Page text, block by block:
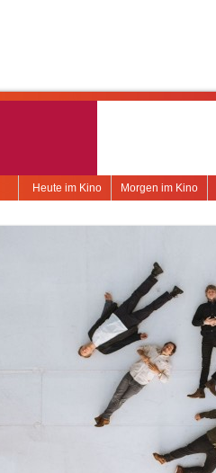
Morgen im Kino
Heute im Kino